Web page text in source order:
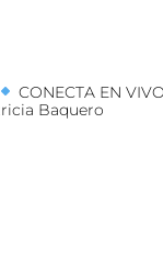
CONECTA EN
Baquero